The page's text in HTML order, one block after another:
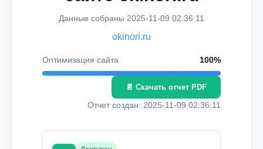
Данные собраны 2025-11-09 02:36:11
okinori.ru
Оптимизация сайта 100%
📄 Скачать отчет PDF
Отчет создан: 2025-11-09 02:36:11